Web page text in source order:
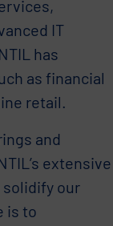
IT
has
as financial
retail.
and
extensive
our
is to